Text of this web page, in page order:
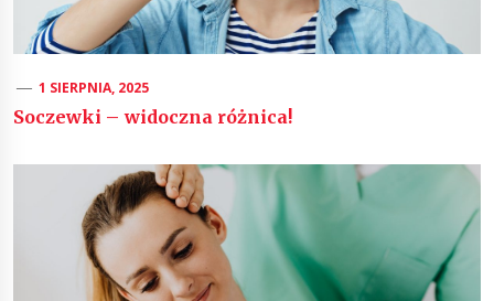
1 SIERPNIA, 2025
Soczewki – widoczna różnica!